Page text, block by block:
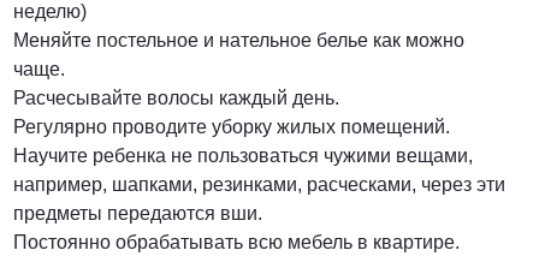
неделю)
Меняйте постельное и нательное белье как можно
чаще.
Расчесывайте волосы каждый день.
Регулярно проводите уборку жилых помещений.
Научите ребенка не пользоваться чужими вещами,
например, шапками, резинками, расческами, через эти
предметы передаются вши.
Постоянно обрабатывать всю мебель в квартире.